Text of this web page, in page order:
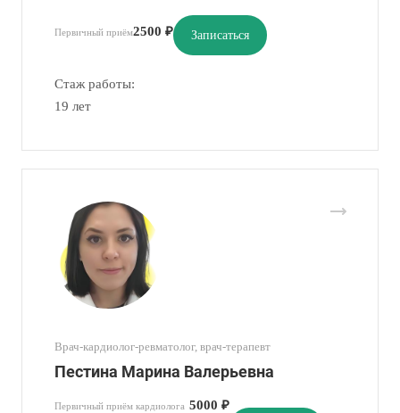
Первичный приём2500 ₽ Записаться
Стаж работы:
19 лет
Врач-кардиолог-ревматолог, врач-терапевт
Пестина Марина Валерьевна
Первичный приём кардиолога 5000 ₽